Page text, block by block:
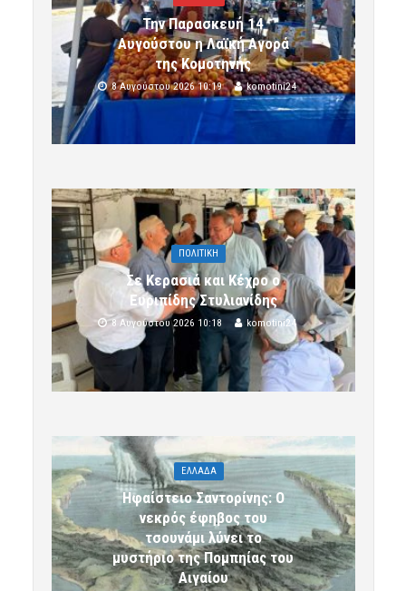
Την Παρασκευή 14
Αυγούστου η Λαϊκή Αγορά
της Κομοτηνής
8 Αυγούστου 2026 10:19 komotini24
ΠΟΛΙΤΙΚΗ
Σε Κερασιά και Κέχρο ο
Ευριπίδης Στυλιανίδης
8 Αυγούστου 2026 10:18 komotini24
ΕΛΛΑΔΑ
Ηφαίστειο Σαντορίνης: Ο
νεκρός έφηβος του
τσουνάμι λύνει το
μυστήριο της Πομπηίας του
Αιγαίου